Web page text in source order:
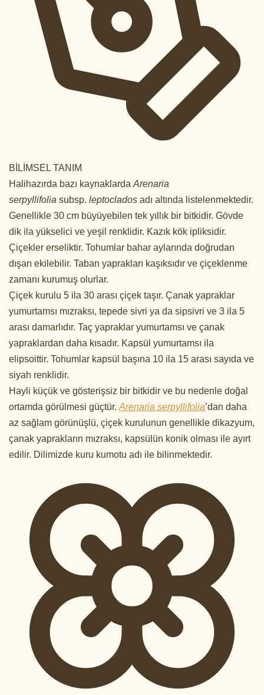
BİLİMSEL TANIM
Halihazırda bazı kaynaklarda Arenaria
serpyllifolia subsp. leptoclados adı altında listelenmektedir.
Genellikle 30 cm büyüyebilen tek yıllık bir bitkidir. Gövde
dik ila yükselici ve yeşil renklidir. Kazık kök ipliksidir.
Çiçekler erseliktir. Tohumlar bahar aylarında doğrudan
dışarı ekilebilir. Taban yaprakları kaşıksıdır ve çiçeklenme
zamanı kurumuş olurlar.
Çiçek kurulu 5 ila 30 arası çiçek taşır. Çanak yapraklar
yumurtamsı mızraksı, tepede sivri ya da sipsivri ve 3 ila 5
arası damarlıdır. Taç yapraklar yumurtamsı ve çanak
yapraklardan daha kısadır. Kapsül yumurtamsı ila
elipsoittir. Tohumlar kapsül başına 10 ila 15 arası sayıda ve
siyah renklidir.
Hayli küçük ve gösterişsiz bir bitkidir ve bu nedenle doğal
ortamda görülmesi güçtür. Arenaria serpyllifolia’dan daha
az sağlam görünüşlü, çiçek kurulunun genellikle dikazyum,
çanak yaprakların mızraksı, kapsülün konik olması ile ayırt
edilir. Dilimizde kuru kumotu adı ile bilinmektedir.